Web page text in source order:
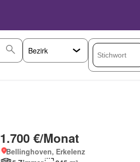
1.700 €/Monat
Bellinghoven, Erkelenz